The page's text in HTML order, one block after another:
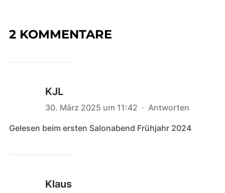
2 KOMMENTARE
KJL
30. März 2025 um 11:42 · Antworten
Gelesen beim ersten Salonabend Frühjahr 2024
Klaus